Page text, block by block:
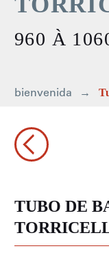
960 À
bienvenida
TUBO DE